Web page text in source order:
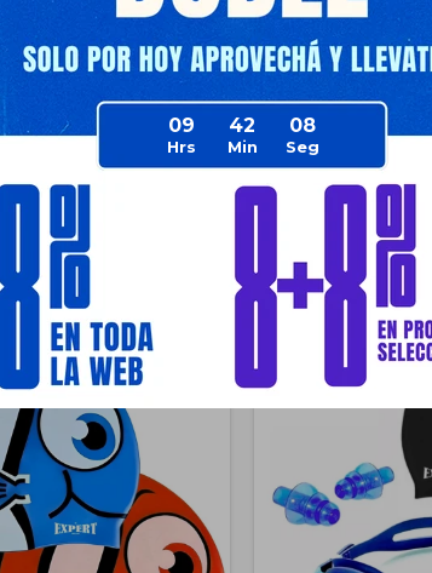
09 42 07
Envíos
Medios de
que te pueden